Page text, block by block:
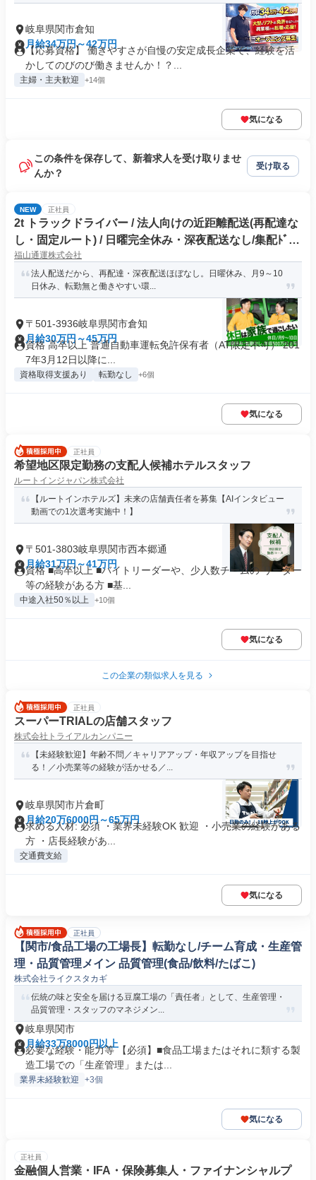
岐阜県関市倉知
月給34万円～42万円
【応募資格】 働きやすさが自慢の安定成長企業で、経験を活
かしてのびのび働きませんか！？...
主婦・主夫歓迎 +14個
気になる
この条件を保存して、新着求人を受け取りませ
んか？
受け取る
NEW 正社員
2t トラックドライバー / 法人向けの近距離配送(再配達な
し・固定ルート) / 日曜完全休み・深夜配送なし/集配ﾄﾞﾗｲ
ﾊﾞｰ2t(正社員)
福山通運株式会社
法人配送だから、再配達・深夜配送ほぼなし。日曜休み、月9～10
日休み、転勤無と働きやすい環...
〒501-3936岐阜県関市倉知
月給30万円～45万円
資格 高卒以上 普通自動車運転免許保有者（AT限定不可） 201
7年3月12日以降に...
資格取得支援あり 転勤なし +6個
気になる
正社員
希望地区限定勤務の支配人候補ホテルスタッフ
ルートインジャパン株式会社
【ルートインホテルズ】未来の店舗責任者を募集【AIインタビュー
動画での1次選考実施中！】
〒501-3803岐阜県関市西本郷通
月給31万円～41万円
資格 ■高卒以上 ■バイトリーダーや、少人数チームの リーダー
等の経験がある方 ■基...
中途入社50％以上 +10個
気になる
この企業の類似求人を見る
正社員
スーパーTRIALの店舗スタッフ
株式会社トライアルカンパニー
【未経験歓迎】年齢不問／キャリアアップ・年収アップを目指せ
る！／小売業等の経験が活かせる／...
岐阜県関市片倉町
月給20万6000円～65万円
求める人材: 必須 ・業界未経験OK 歓迎 ・小売業の経験がある
方 ・店長経験があ...
交通費支給
気になる
正社員
【関市/食品工場の工場長】転勤なし/チーム育成・生産管
理・品質管理メイン 品質管理(食品/飲料/たばこ)
株式会社ライクスタカギ
伝統の味と安全を届ける豆腐工場の「責任者」として、生産管理・
品質管理・スタッフのマネジメン...
岐阜県関市
月給33万8000円以上
必要な経験・能力等 【必須】■食品工場またはそれに類する製
造工場での「生産管理」または...
業界未経験歓迎 +3個
気になる
正社員
金融個人営業・IFA・保険募集人・ファイナンシャルプ